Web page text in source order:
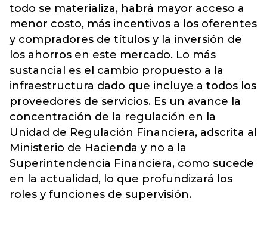
todo se materializa, habrá mayor acceso a
menor costo, más incentivos a los oferentes
y compradores de títulos y la inversión de
los ahorros en este mercado. Lo más
sustancial es el cambio propuesto a la
infraestructura dado que incluye a todos los
proveedores de servicios. Es un avance la
concentración de la regulación en la
Unidad de Regulación Financiera, adscrita al
Ministerio de Hacienda y no a la
Superintendencia Financiera, como sucede
en la actualidad, lo que profundizará los
roles y funciones de supervisión.